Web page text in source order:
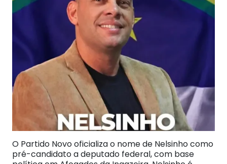
O Partido Novo oficializa o nome de Nelsinho como
pré-candidato a deputado federal, com base